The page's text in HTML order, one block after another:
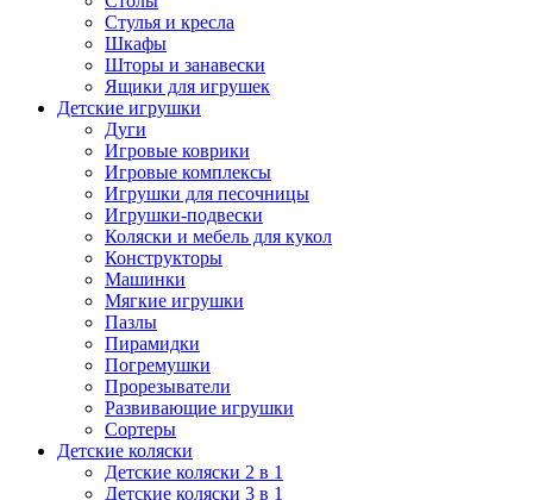
Стулья и кресла
Шкафы
Шторы и занавески
Ящики для игрушек
Детские игрушки
Дуги
Игровые коврики
Игровые комплексы
Игрушки для песочницы
Игрушки-подвески
Коляски и мебель для кукол
Конструкторы
Машинки
Мягкие игрушки
Пазлы
Пирамидки
Погремушки
Прорезыватели
Развивающие игрушки
Сортеры
Детские коляски
Детские коляски 2 в 1
Детские коляски 3 в 1